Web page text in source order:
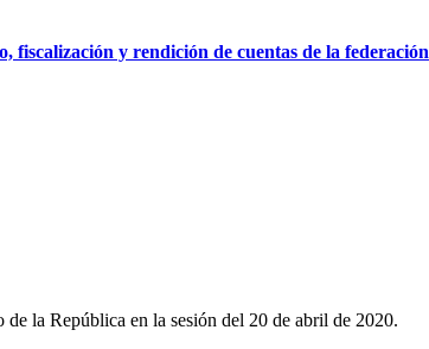
y rendición de cuentas de la federación
la República en la sesión del 20 de abril de 2020.